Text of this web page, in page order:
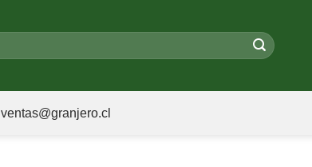
ventas@granjero.cl